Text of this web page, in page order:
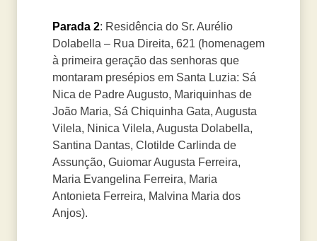
Parada 2: Residência do Sr. Aurélio
Dolabella – Rua Direita, 621 (homenagem
à primeira geração das senhoras que
montaram presépios em Santa Luzia: Sá
Nica de Padre Augusto, Mariquinhas de
João Maria, Sá Chiquinha Gata, Augusta
Vilela, Ninica Vilela, Augusta Dolabella,
Santina Dantas, Clotilde Carlinda de
Assunção, Guiomar Augusta Ferreira,
Maria Evangelina Ferreira, Maria
Antonieta Ferreira, Malvina Maria dos
Anjos).